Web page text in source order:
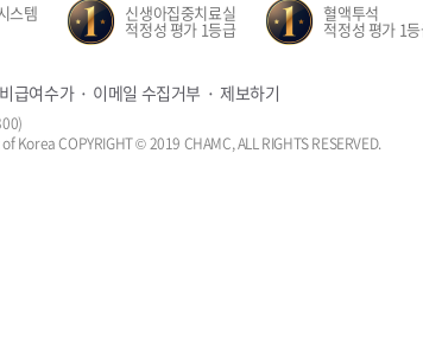
템 신생아집중치료실
적정성 평가 1등급
혈액투석
적정성 평가 1등급
비급여수가 이메일 수집거부 제보하기
COPYRIGHT © 2019 CHAMC, ALL RIGHTS RESERVED.